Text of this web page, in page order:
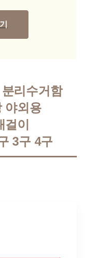
리수거함
야외용
이
3구 4구